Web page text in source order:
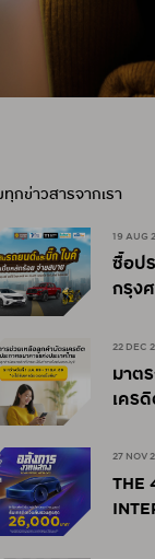
กข่าวสารจากเรา
19 AUG
ซื้อป
กรุง
22 DEC
มาต
เคร
27 NOV
THE